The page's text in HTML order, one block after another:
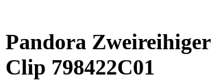
Pandora
Clip 798422C01